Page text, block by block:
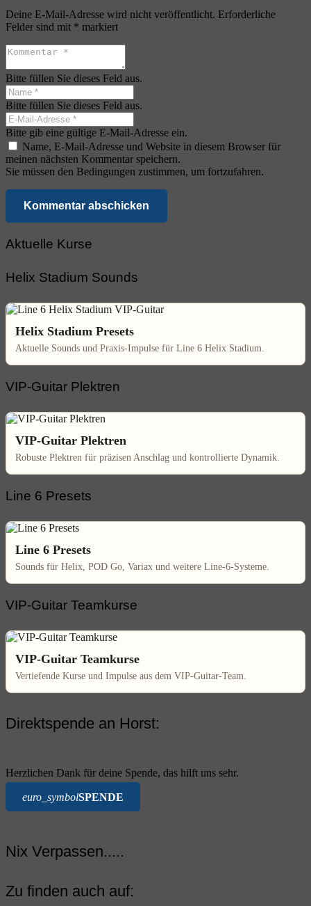
Deine E-Mail-Adresse wird nicht veröffentlicht. Erforderliche
Felder sind mit * markiert
Bitte füllen Sie dieses Feld aus.
Bitte füllen Sie dieses Feld aus.
Bitte gib eine gültige E-Mail-Adresse ein.
Name, E-Mail-Adresse und Website in diesem Browser für
meinen nächsten Kommentar speichern.
Sie müssen den Bedingungen zustimmen, um fortzufahren.
Kommentar abschicken
Aktuelle Kurse
Helix Stadium Sounds
Helix Stadium Presets
Aktuelle Sounds und Praxis-Impulse für Line 6 Helix Stadium.
VIP-Guitar Plektren
VIP-Guitar Plektren
Robuste Plektren für präzisen Anschlag und kontrollierte Dynamik.
Line 6 Presets
Line 6 Presets
Sounds für Helix, POD Go, Variax und weitere Line-6-Systeme.
VIP-Guitar Teamkurse
VIP-Guitar Teamkurse
Vertiefende Kurse und Impulse aus dem VIP-Guitar-Team.
Direktspende an Horst:
Herzlichen Dank für deine Spende, das hilft uns sehr.
euro_symbolSPENDE
Nix Verpassen.....
Zu finden auch auf: